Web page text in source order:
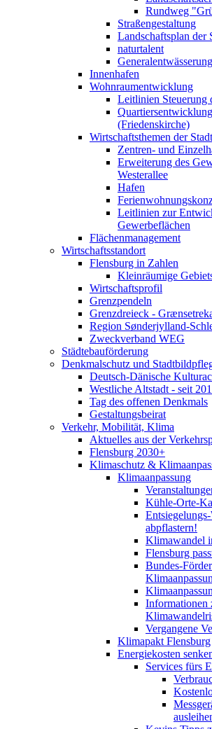
Rundweg
Straßengestaltung
Landschaftsplan der
naturtalent
Innenhafen
Wohnraumentwicklung
Leitlinien Steuerung
(Friedenskirche)
Wirtschaftsthemen der
Zentren- und
Erweiterung des
Westerallee
Hafen
Leitlinien zur
Gewerbeflächen
Flächenmanagement
Wirtschaftsstandort
Flensburg in Zahlen
Kleinräumige
Wirtschaftsprofil
Grenzpendeln
Grenzdreieck -
Region Sønderjylland-
Zweckverband WEG
Städtebauförderung
Denkmalschutz und
Deutsch-Dänische
Westliche Altstadt - seit
Tag des offenen Denkmals
Gestaltungsbeirat
Verkehr, Mobilität, Klima
Aktuelles aus der
Flensburg 2030+
Klimaschutz &
Klimaanpassung
Kühle-Orte-
abpflastern!
Klimawandel
Flensburg
Bundes-
Informationen
Vergangene
Klimapakt Flensburg
Energiekosten
Services fürs